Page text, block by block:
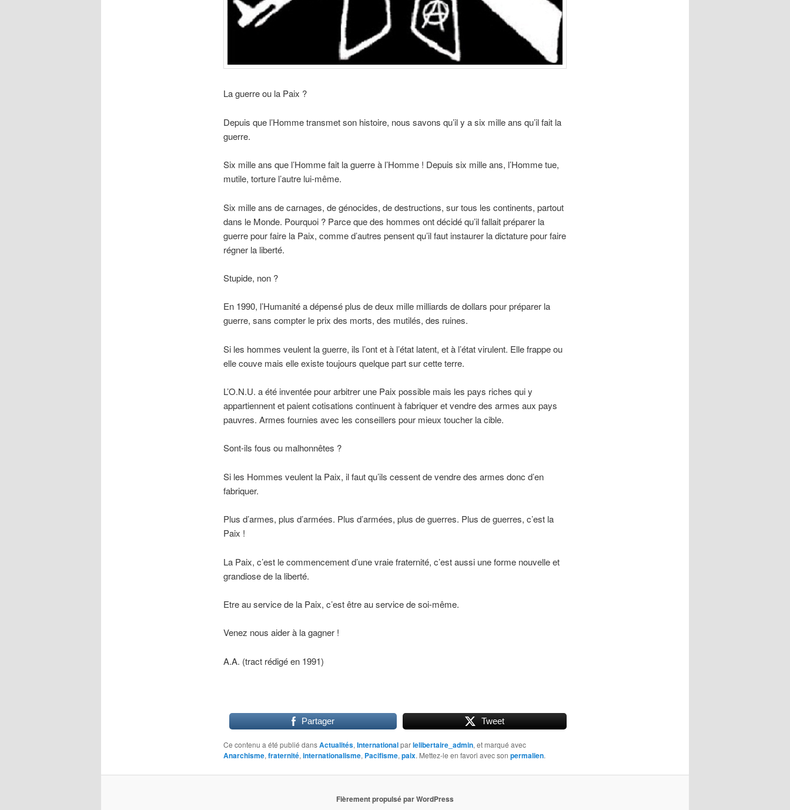
La guerre ou la Paix ?
Depuis que l’Homme transmet son histoire, nous savons qu’il y a six mille ans qu’il fait la
guerre.
Six mille ans que l’Homme fait la guerre à l’Homme ! Depuis six mille ans, l’Homme tue,
mutile, torture l’autre lui-même.
Six mille ans de carnages, de génocides, de destructions, sur tous les continents, partout
dans le Monde. Pourquoi ? Parce que des hommes ont décidé qu’il fallait préparer la
guerre pour faire la Paix, comme d’autres pensent qu’il faut instaurer la dictature pour faire
régner la liberté.
Stupide, non ?
En 1990, l’Humanité a dépensé plus de deux mille milliards de dollars pour préparer la
guerre, sans compter le prix des morts, des mutilés, des ruines.
Si les hommes veulent la guerre, ils l’ont et à l’état latent, et à l’état virulent. Elle frappe ou
elle couve mais elle existe toujours quelque part sur cette terre.
L’O.N.U. a été inventée pour arbitrer une Paix possible mais les pays riches qui y
appartiennent et paient cotisations continuent à fabriquer et vendre des armes aux pays
pauvres. Armes fournies avec les conseillers pour mieux toucher la cible.
Sont-ils fous ou malhonnêtes ?
Si les Hommes veulent la Paix, il faut qu’ils cessent de vendre des armes donc d’en
fabriquer.
Plus d’armes, plus d’armées. Plus d’armées, plus de guerres. Plus de guerres, c’est la
Paix !
La Paix, c’est le commencement d’une vraie fraternité, c’est aussi une forme nouvelle et
grandiose de la liberté.
Etre au service de la Paix, c’est être au service de soi-même.
Venez nous aider à la gagner !
A.A. (tract rédigé en 1991)
Partager Tweet
Ce contenu a été publié dansActualités, Internationalparlelibertaire_admin, et marqué avec
Anarchisme, fraternité, internationalisme, Pacifisme, paix. Mettez-le en favori avec son permalien.
Fièrement propulsé par WordPress